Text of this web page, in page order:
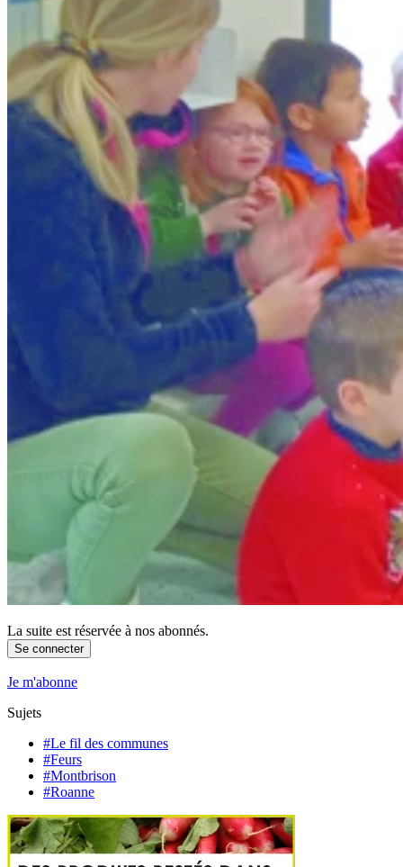
La suite est réservée à nos abonnés.
Se connecter
Je m'abonne
Sujets
#Le fil des communes
#Feurs
#Montbrison
#Roanne